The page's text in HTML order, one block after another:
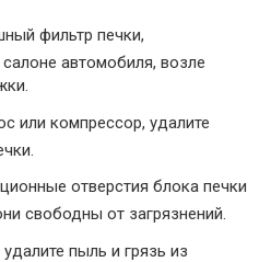
фильтр печки,
автомобиля, возле
или компрессор, удалите
отверстия блока печки
свободны от загрязнений.
пыль и грязь из